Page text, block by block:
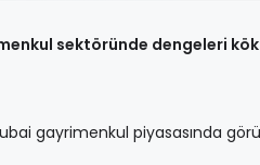
sektöründe dengeleri
gayrimenkul piyasasında